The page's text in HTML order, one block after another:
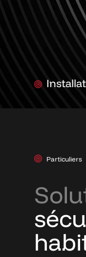
Particuliers